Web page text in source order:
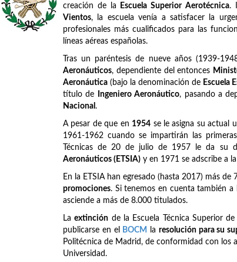
creación de la
Escuela Superior Aerotécnica.
Vientos, la escuela venía a satisfacer la
profesionales más cualificados para las
líneas aéreas españolas.
Tras un paréntesis de nueve años (1939-
Aeronáuticos, dependiente del entonces
Aeronáutica (bajo la denominación de Escuela
título de
Ingeniero Aeronáutico, pasando a
Nacional .
A pesar de que en 1954 se le asigna su actual
1961-1962 cuando se impartirán las
Técnicas de 20 de julio de 1957 le da su
Aeronáuticos (ETSIA) y en 1971 se adscribe a la
En la ETSIA han egresado (hasta 2017) más
promociones. Si tenemos en cuenta también a
asciende a más de 8.000 titulados.
Laextinción de la Escuela Técnica Superior
publicarse en el
BOCM la resolución para su
Politécnica de Madrid, de conformidad con los
Universidad.